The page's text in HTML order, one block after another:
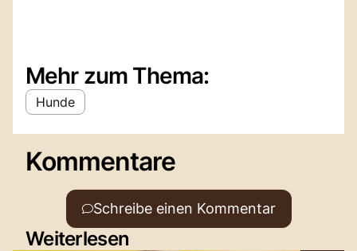
Mehr zum Thema:
Hunde
Kommentare
Schreibe einen Kommentar
Weiterlesen